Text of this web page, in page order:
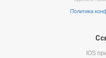
Политика
IOS